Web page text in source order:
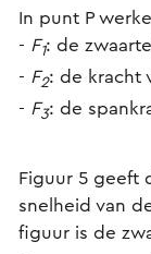
In punt P
- F1: de
- F2: de kracht
- F3: de
Figuur 5 geeft
snelheid van
figuur is de